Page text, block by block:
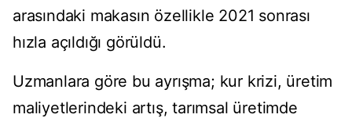
arasındaki makasın özellikle 2021 sonrası
hızla açıldığı görüldü.
Uzmanlara göre bu ayrışma; kur krizi, üretim
maliyetlerindeki artış, tarımsal üretimde